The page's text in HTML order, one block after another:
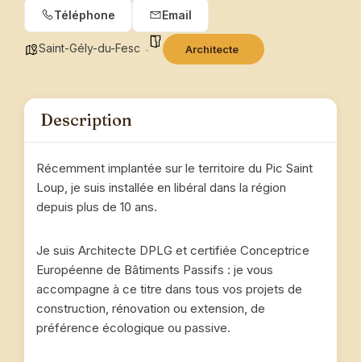
Téléphone Email
Saint-Gély-du-Fesc Architecte
Description
Récemment implantée sur le territoire du Pic Saint
Loup, je suis installée en libéral dans la région
depuis plus de 10 ans.
Je suis Architecte DPLG et certifiée Conceptrice
Européenne de Bâtiments Passifs : je vous
accompagne à ce titre dans tous vos projets de
construction, rénovation ou extension, de
préférence écologique ou passive.